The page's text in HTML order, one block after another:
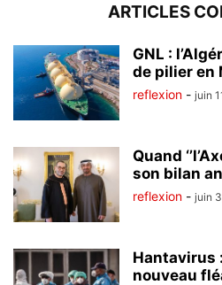
ARTICLES
GNL :
de pilier en
reflexion - juin
Quand
son bilan
reflexion - juin
Hantavirus
nouveau